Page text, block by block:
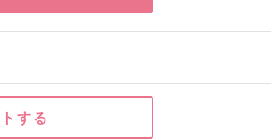
する